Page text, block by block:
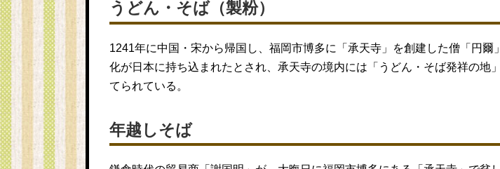
うどん・そば（製粉）
1241年に中国・宋から帰国し、福岡市博多に「承天寺」を創建した僧「円爾
化が日本に持ち込まれたとされ、承天寺の境内には「うどん・そば発祥の地
てられている。
年越しそば